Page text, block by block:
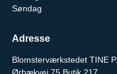
Søndag
Adresse
Blomsterværkstedet TINE P.